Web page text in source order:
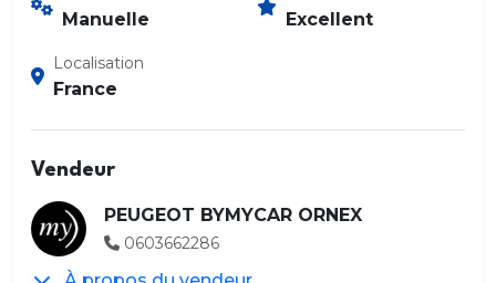
Manuelle Excellent
Localisation
France
Vendeur
PEUGEOT BYMYCAR ORNEX
0603662286